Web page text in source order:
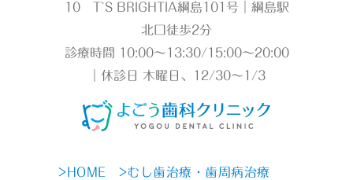
10 T`S BRIGHTIA綱島101号｜綱島駅
北口徒歩2分
診療時間 10:00～13:30/15:00～20:00
｜休診日 木曜日、12/30～1/3
>HOME >むし歯治療・歯周病治療